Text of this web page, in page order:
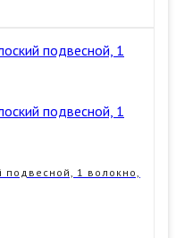
1 волокно,